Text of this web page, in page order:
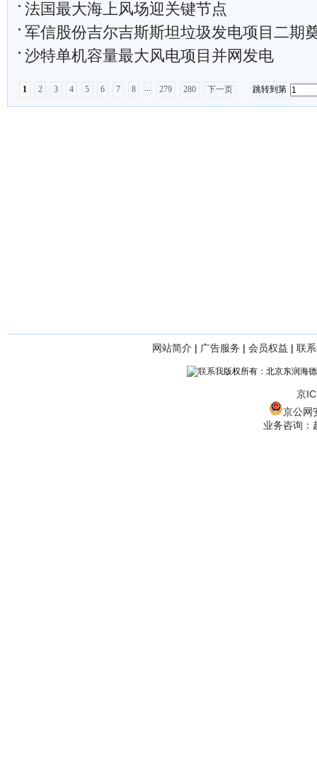
法国最大海上风场迎关键节点
军信股份吉尔吉斯斯坦垃圾发电项目二期
沙特单机容量最大风电项目并网发电
1 2 3 4 5 6 7 8 ... 279 280 下一页 跳转到第
网站简介 | 广告服务 | 会员权益 | 联
版权所有：北京东润海
京
京公网
业务咨询：